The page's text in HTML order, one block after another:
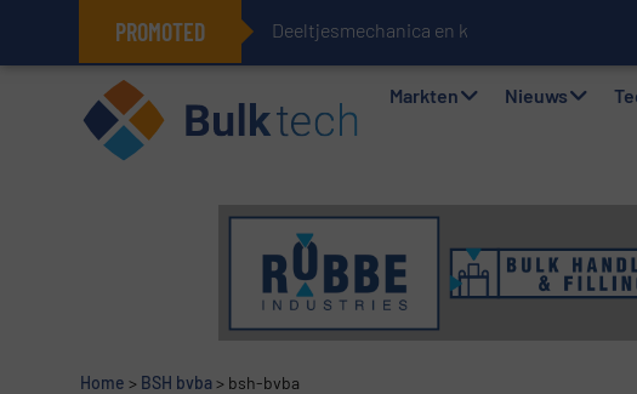
PROMOTED Deeltjesmechanica en krachtnetwer
Geïntegreerde doserings- en
Markten Nieuws
Home > BSH bvba > bsh-bvba